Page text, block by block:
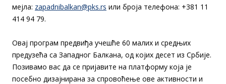
мејла: zapadnibalkan@pks.rs или броја телефона: +381 11
414 94 79.
Овај програм предвиђа учешће 60 малих и средњих
предузећа са Западног Балкана, од којих десет из Србије.
Позивамо вас да се пријавите на платформу која је
посебно дизајнирана за спровоћење ове активности и